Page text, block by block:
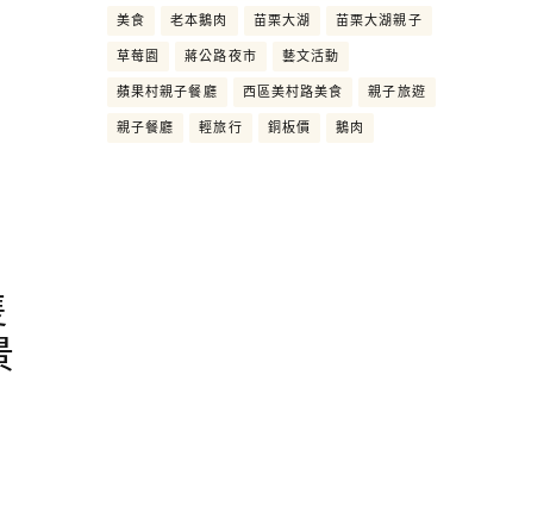
美食 老本鵝肉 苗栗大湖 苗栗大湖親子
草莓園 蔣公路夜市 藝文活動
蘋果村親子餐廳 西區美村路美食 親子旅遊
親子餐廳 輕旅行 銅板價 鵝肉